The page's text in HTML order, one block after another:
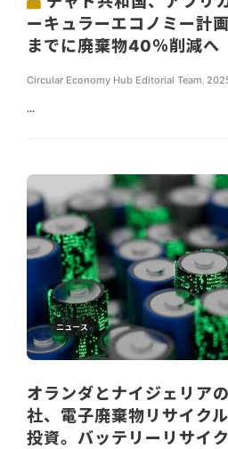
ーキュラーエコノミー計
までに廃棄物40％削減へ
Circular Economy Hub Editorial Team
...
ニュース
オランダとナイジェリア
社、電子廃棄物リサイク
投資。バッテリーリサイ